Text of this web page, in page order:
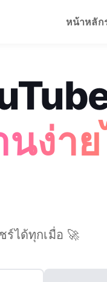
หน้าหลัก
ง่า
ร์ได้ทุกเมื่อ 🚀